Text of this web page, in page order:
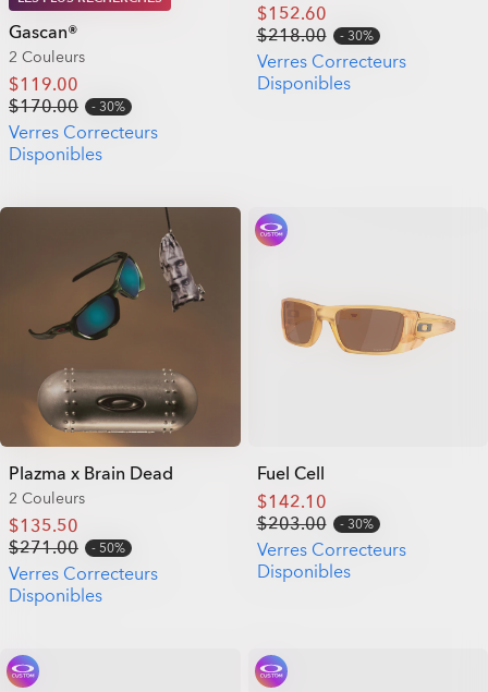
Gascan®
2 Couleurs
$119.00
$170.00
30%
Verres Correcteurs
Disponibles
$152.60
$218.00
30%
Verres Correcteurs
Disponibles
Plazma x Brain Dead
2 Couleurs
$135.50
$271.00
50%
Verres Correcteurs
Disponibles
Fuel Cell
$142.10
$203.00
30%
Verres Correcteurs
Disponibles